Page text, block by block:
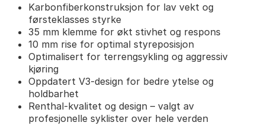
Karbonfiberkonstruksjon for lav vekt og
førsteklasses styrke
35 mm klemme for økt stivhet og respons
10 mm rise for optimal styreposisjon
Optimalisert for terrengsykling og aggressiv
kjøring
Oppdatert V3-design for bedre ytelse og
holdbarhet
Renthal-kvalitet og design – valgt av
profesjonelle syklister over hele verden